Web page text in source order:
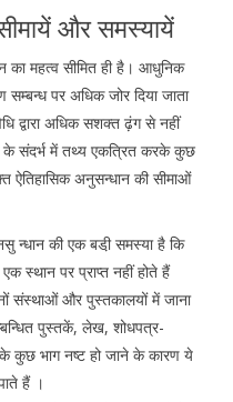
और समस्यायें
का महत्व सीमित ही है। आधुनिक
पर अधिक जोर दिया जाता
द्वारा अधिक सशक्त ढ़ंग से नहीं
के संदर्भ में तथ्य एकत्रित करके कुछ
ऐतिहासिक अनुसन्धान की सीमाओं
न्धान की एक बडी़ समस्या है कि
स्थान पर प्राप्त नहीं होते हैं
संस्थाओं और पुस्तकालयों में जाना
पुस्तकें, लेख, शोधपत्र-
कुछ भाग नष्ट हो जाने के कारण ये
हैं ।